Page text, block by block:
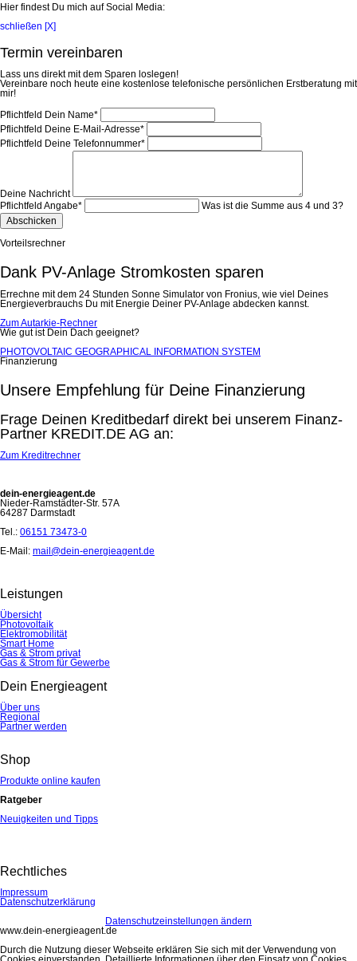
Hier findest Du mich auf Social Media:
schließen [X]
Termin vereinbaren
Lass uns direkt mit dem Sparen loslegen!
Vereinbare noch heute eine kostenlose telefonische persönlichen Erstberatung mit
mir!
Pflichtfeld Dein Name*
Pflichtfeld Deine E-Mail-Adresse*
Pflichtfeld Deine Telefonnummer*
Deine Nachricht
Pflichtfeld Angabe*
Was ist die Summe aus 4 und 3?
Abschicken
Vorteilsrechner
Dank PV-Anlage Stromkosten sparen
Errechne mit dem 24 Stunden Sonne Simulator von Fronius, wie viel Deines
Energieverbrauchs Du mit Energie Deiner PV-Anlage abdecken kannst.
Zum Autarkie-Rechner
Wie gut ist Dein Dach geeignet?
PHOTOVOLTAIC GEOGRAPHICAL INFORMATION SYSTEM
Finanzierung
Unsere Empfehlung für Deine Finanzierung
Frage Deinen Kreditbedarf direkt bei unserem Finanz-
Partner KREDIT.DE AG an:
Zum Kreditrechner
dein-energieagent.de
Nieder-Ramstädter-Str. 57A
64287 Darmstadt
Tel.: 06151 73473-0
E-Mail: mail@dein-energieagent.de
Leistungen
Übersicht
Photovoltaik
Elektromobilität
Smart Home
Gas & Strom privat
Gas & Strom für Gewerbe
Dein Energieagent
Über uns
Regional
Partner werden
Shop
Produkte online kaufen
Ratgeber
Neuigkeiten und Tipps
Rechtliches
Impressum
Datenschutzerklärung
Datenschutzeinstellungen ändern
www.dein-energieagent.de
Durch die Nutzung dieser Webseite erklären Sie sich mit der Verwendung von